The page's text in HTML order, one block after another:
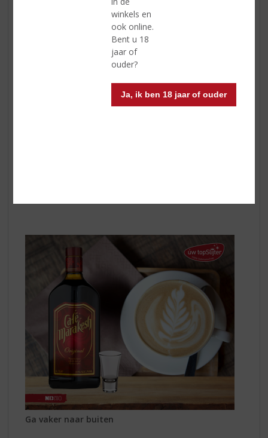
winkels en
ook online.
Bent u 18
jaar of
ouder?
Ja, ik ben 18 jaar of ouder
Het origineel. Het icoon. Het is
onweerstaanbaar zoete maar toch subtiel gekruide
Ga vaker naar buiten